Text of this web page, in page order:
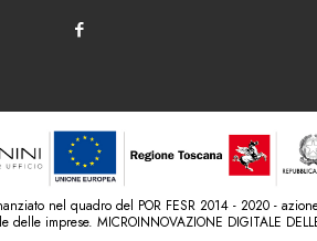
nel quadro del POR FESR 2014 - 2020 -
imprese. MICROINNOVAZIONE DIGITALE